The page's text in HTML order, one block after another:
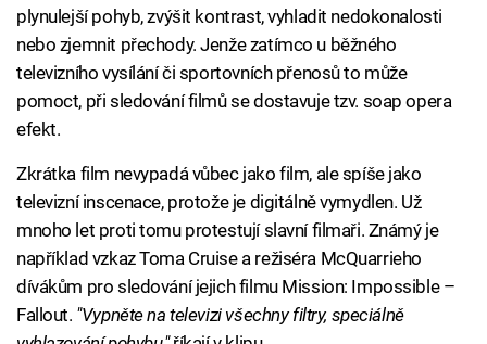
plynulejší pohyb, zvýšit kontrast, vyhladit nedokonalosti
nebo zjemnit přechody. Jenže zatímco u běžného
televizního vysílání či sportovních přenosů to může
pomoct, při sledování filmů se dostavuje tzv. soap opera
efekt.
Zkrátka film nevypadá vůbec jako film, ale spíše jako
televizní inscenace, protože je digitálně vymydlen. Už
mnoho let proti tomu protestují slavní filmaři. Známý je
například vzkaz Toma Cruise a režiséra McQuarrieho
dívákům pro sledování jejich filmu Mission: Impossible –
Fallout. "Vypněte na televizi všechny filtry, speciálně